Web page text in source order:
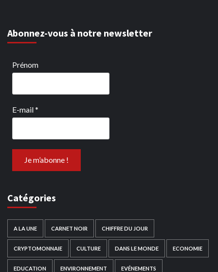
Abonnez-vous à notre newsletter
Prénom
E-mail*
Catégories
A LA UNE CARNET NOIR CHIFFRE DU JOUR
CRYPTOMONNAIE CULTURE DANS LE MONDE ECONOMIE
EDUCATION ENVIRONNEMENT EVÉNEMENTS